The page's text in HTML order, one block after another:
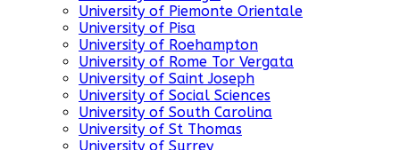
University of Piemonte Orientale
University of Pisa
University of Roehampton
University of Rome Tor Vergata
University of Saint Joseph
University of Social Sciences
University of South Carolina
University of St Thomas
University of Surrey